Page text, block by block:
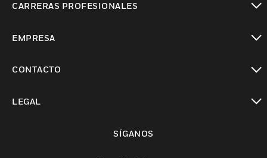
CARRERAS PROFESIONALES
EMPRESA
CONTACTO
LEGAL
SÍGANOS